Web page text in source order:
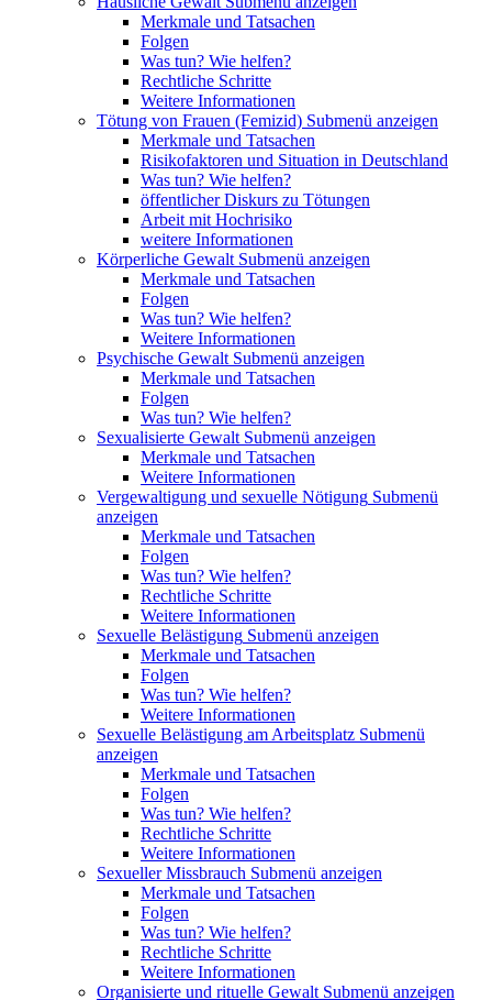
Merkmale und Tatsachen
Folgen
Was tun? Wie helfen?
Rechtliche Schritte
Weitere Informationen
Tötung von Frauen (Femizid) Submenü anzeigen
Merkmale und Tatsachen
Risikofaktoren und Situation in Deutschland
Was tun? Wie helfen?
öffentlicher Diskurs zu Tötungen
Arbeit mit Hochrisiko
weitere Informationen
Körperliche Gewalt Submenü anzeigen
Merkmale und Tatsachen
Folgen
Was tun? Wie helfen?
Weitere Informationen
Psychische Gewalt Submenü anzeigen
Merkmale und Tatsachen
Folgen
Was tun? Wie helfen?
Sexualisierte Gewalt Submenü anzeigen
Merkmale und Tatsachen
Weitere Informationen
Vergewaltigung und sexuelle Nötigung Submenü
anzeigen
Merkmale und Tatsachen
Folgen
Was tun? Wie helfen?
Rechtliche Schritte
Weitere Informationen
Sexuelle Belästigung Submenü anzeigen
Merkmale und Tatsachen
Folgen
Was tun? Wie helfen?
Weitere Informationen
Sexuelle Belästigung am Arbeitsplatz Submenü
anzeigen
Merkmale und Tatsachen
Folgen
Was tun? Wie helfen?
Rechtliche Schritte
Weitere Informationen
Sexueller Missbrauch Submenü anzeigen
Merkmale und Tatsachen
Folgen
Was tun? Wie helfen?
Rechtliche Schritte
Weitere Informationen
Organisierte und rituelle Gewalt Submenü anzeigen